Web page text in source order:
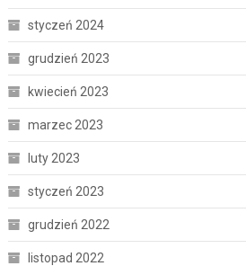
styczeń 2024
grudzień 2023
kwiecień 2023
marzec 2023
luty 2023
styczeń 2023
grudzień 2022
listopad 2022